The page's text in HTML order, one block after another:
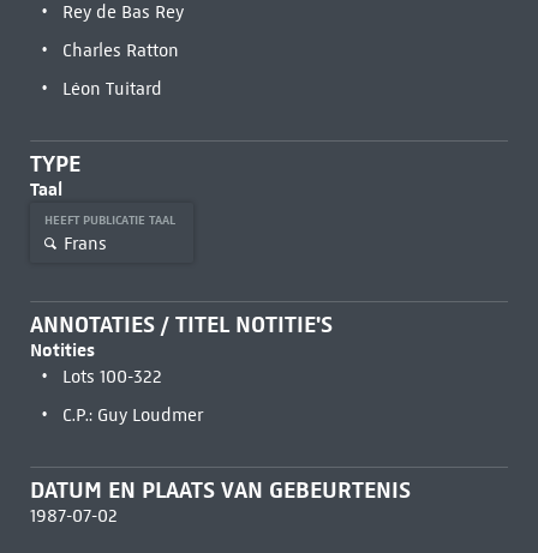
Rey de Bas Rey
Charles Ratton
Léon Tuitard
TYPE
Taal
HEEFT PUBLICATIE TAAL
Frans
ANNOTATIES / TITEL NOTITIE'S
Notities
Lots 100-322
C.P.: Guy Loudmer
DATUM EN PLAATS VAN GEBEURTENIS
1987-07-02